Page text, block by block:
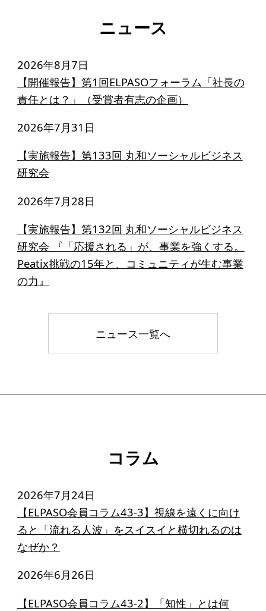
ソーシャルビジネス研究会
研究会一覧
入会案内
寄付のお願い
お手続き
寄付支援者
ニュース・コラム
ニュース
2026年8月7日
【開催報告】第1回ELPASOフォーラム「社長の
責任とは？」（受賞者有志の企画）
2026年7月31日
【実施報告】第133回 丸和ソーシャルビジネス
研究会
2026年7月28日
【実施報告】第132回 丸和ソーシャルビジネス
研究会 『「応援される」が、事業を強くする。
Peatix挑戦の15年と、コミュニティが生む事業
の力』
ニュース一覧へ
コラム
2026年7月24日
【ELPASO会員コラム43-3】視線を遠くに向け
ると「流れる人波」をスイスイと横切れるのは
なぜか？
2026年6月26日
【ELPASO会員コラム43-2】「知性」とは何